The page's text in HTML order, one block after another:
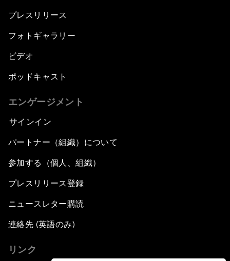
プレスリリース
フォトギャラリー
ビデオ
ポッドキャスト
エンゲージメント
サインイン
パートナー（組織）について
参加する（個人、組織）
プレスリリース登録
ニュースレター購読
連絡先 (英語のみ)
リンク